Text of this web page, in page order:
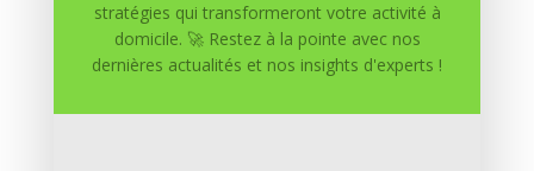
stratégies qui transformeront votre activité à
domicile. 🚀 Restez à la pointe avec nos
dernières actualités et nos insights d'experts !